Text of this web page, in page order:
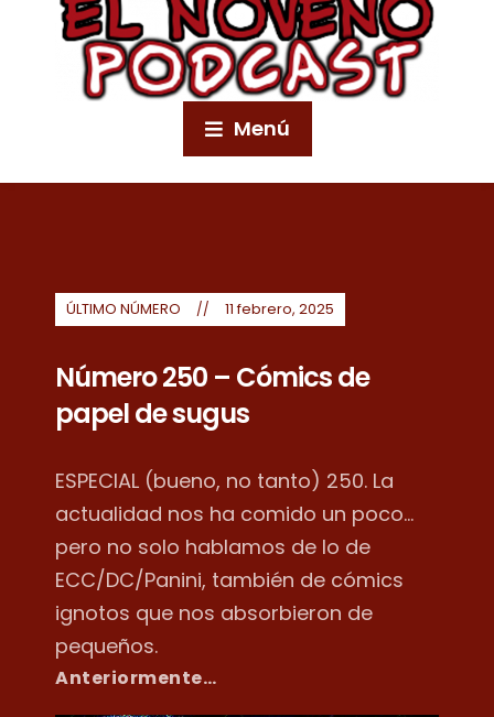
Menú
ÚLTIMO NÚMERO 11 febrero, 2025
Número 250 – Cómics de
papel de sugus
ESPECIAL (bueno, no tanto) 250. La
actualidad nos ha comido un poco...
pero no solo hablamos de lo de
ECC/DC/Panini, también de cómics
ignotos que nos absorbieron de
pequeños.
Anteriormente…